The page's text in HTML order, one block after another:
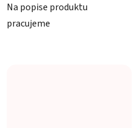
Na popise produktu
pracujeme